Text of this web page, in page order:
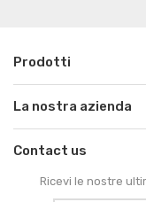
Prodotti
La nostra azienda
Contact us
Ricevi le nostre